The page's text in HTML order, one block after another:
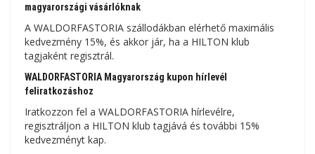
magyarországi vásárlóknak
A WALDORFASTORIA szállodákban elérhető maximális
kedvezmény 15%, és akkor jár, ha a HILTON klub
tagjaként regisztrál.
WALDORFASTORIA Magyarország kupon hírlevél
feliratkozáshoz
Iratkozzon fel a WALDORFASTORIA hírlevélre,
regisztráljon a HILTON klub tagjává és további 15%
kedvezményt kap.